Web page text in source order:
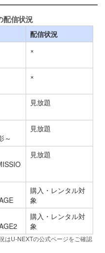
配信状況
配信状況
×
×
見放題
～
見放題
見放題
購入・レンタル対
象
購入・レンタル対
象
はU-NEXTの公式ページをご確認